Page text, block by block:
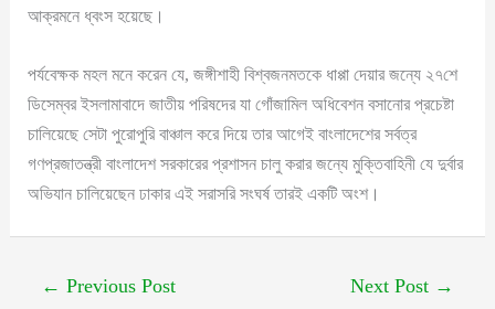
আক্রমনে ধ্বংস হয়েছে।
পর্যবেক্ষক মহল মনে করেন যে, জঙ্গীশাহী বিশ্বজনমতকে ধাপ্পা দেয়ার জন্যে ২৭শে
ডিসেম্বর ইসলামাবাদে জাতীয় পরিষদের যা গোঁজামিল অধিবেশন বসানোর প্রচেষ্টা
চালিয়েছে সেটা পুরোপুরি বাঞ্চাল করে দিয়ে তার আগেই বাংলাদেশের সর্বত্র
গণপ্রজাতন্ত্রী বাংলাদেশ সরকারের প্রশাসন চালু করার জন্যে মুক্তিবাহিনী যে দুর্বার
অভিযান চালিয়েছেন ঢাকার এই সরাসরি সংঘর্ষ তারই একটি অংশ।
← Previous Post Next Post →